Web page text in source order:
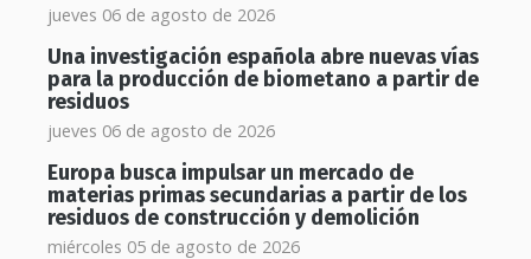
jueves 06 de agosto de 2026
Una investigación española abre nuevas vías
para la producción de biometano a partir de
residuos
jueves 06 de agosto de 2026
Europa busca impulsar un mercado de
materias primas secundarias a partir de los
residuos de construcción y demolición
miércoles 05 de agosto de 2026